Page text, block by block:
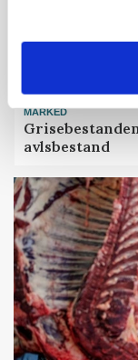
MARKED
avlsbestand